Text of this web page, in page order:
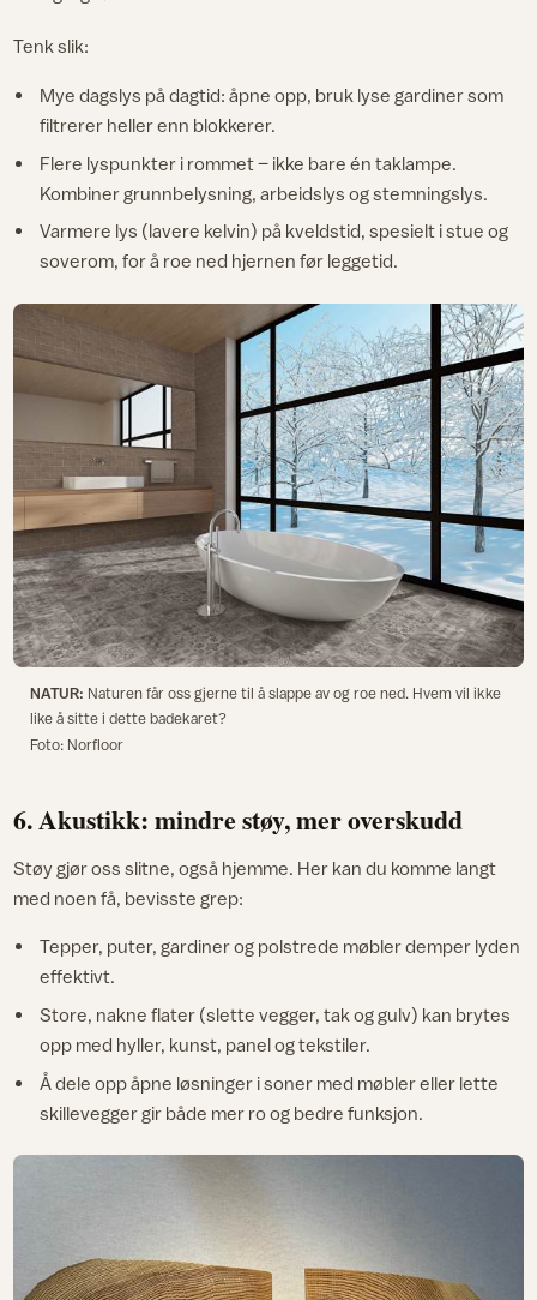
Tenk slik:
Mye dagslys på dagtid: åpne opp, bruk lyse gardiner som
filtrerer heller enn blokkerer.
Flere lyspunkter i rommet – ikke bare én taklampe.
Kombiner grunnbelysning, arbeidslys og stemningslys.​
Varmere lys (lavere kelvin) på kveldstid, spesielt i stue og
soverom, for å roe ned hjernen før leggetid.
NATUR: Naturen får oss gjerne til å slappe av og roe ned. Hvem vil ikke
like å sitte i dette badekaret?
Foto: Norfloor
6. Akustikk: mindre støy, mer overskudd
Støy gjør oss slitne, også hjemme. Her kan du komme langt
med noen få, bevisste grep:
Tepper, puter, gardiner og polstrede møbler demper lyden
effektivt.
Store, nakne flater (slette vegger, tak og gulv) kan brytes
opp med hyller, kunst, panel og tekstiler.​
Å dele opp åpne løsninger i soner med møbler eller lette
skillevegger gir både mer ro og bedre funksjon.